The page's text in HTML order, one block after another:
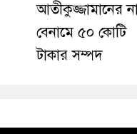
আতীকুজ্জামানের
বেনামে ৫০ কোটি
টাকার সম্পদ